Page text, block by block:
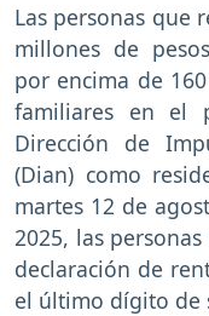
Las personas que
millones de
por encima de
familiares en el
Dirección de
(Dian) como
martes 12 de
2025, las
declaración de
el último dígito de